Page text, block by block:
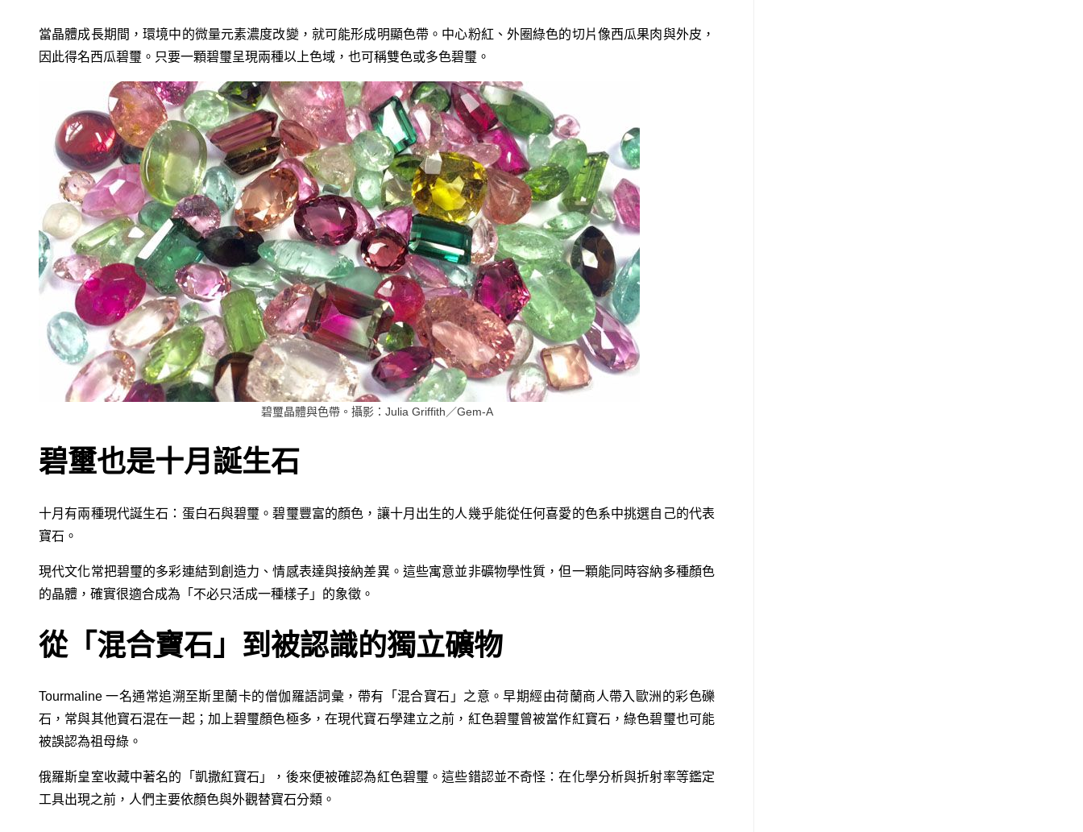
當晶體成長期間，環境中的微量元素濃度改變，就可能形成明顯色帶。中心粉紅、外圈綠色的切片像西瓜果肉與外皮，
因此得名西瓜碧璽。只要一顆碧璽呈現兩種以上色域，也可稱雙色或多色碧璽。
碧璽晶體與色帶。攝影：Julia Griffith／Gem-A
碧璽也是十月誕生石
十月有兩種現代誕生石：蛋白石與碧璽。碧璽豐富的顏色，讓十月出生的人幾乎能從任何喜愛的色系中挑選自己的代表
寶石。
現代文化常把碧璽的多彩連結到創造力、情感表達與接納差異。這些寓意並非礦物學性質，但一顆能同時容納多種顏色
的晶體，確實很適合成為「不必只活成一種樣子」的象徵。
從「混合寶石」到被認識的獨立礦物
Tourmaline 一名通常追溯至斯里蘭卡的僧伽羅語詞彙，帶有「混合寶石」之意。早期經由荷蘭商人帶入歐洲的彩色礫
石，常與其他寶石混在一起；加上碧璽顏色極多，在現代寶石學建立之前，紅色碧璽曾被當作紅寶石，綠色碧璽也可能
被誤認為祖母綠。
俄羅斯皇室收藏中著名的「凱撒紅寶石」，後來便被確認為紅色碧璽。這些錯認並不奇怪：在化學分析與折射率等鑑定
工具出現之前，人們主要依顏色與外觀替寶石分類。